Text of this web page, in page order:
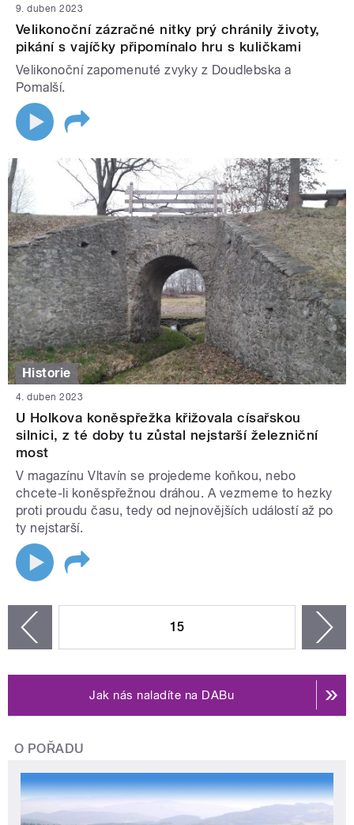
9. duben 2023
Velikonoční zázračné nitky prý chránily životy,
pikání s vajíčky připomínalo hru s kuličkami
Velikonoční zapomenuté zvyky z Doudlebska a
Pomalší.
Historie
4. duben 2023
U Holkova koněspřežka křižovala císařskou
silnici, z té doby tu zůstal nejstarší železniční
most
V magazínu Vltavín se projedeme koňkou, nebo
chcete-li koněspřežnou dráhou. A vezmeme to hezky
proti proudu času, tedy od nejnovějších událostí až po
ty nejstarší.
15
Jak nás naladíte na DABu
O POŘADU